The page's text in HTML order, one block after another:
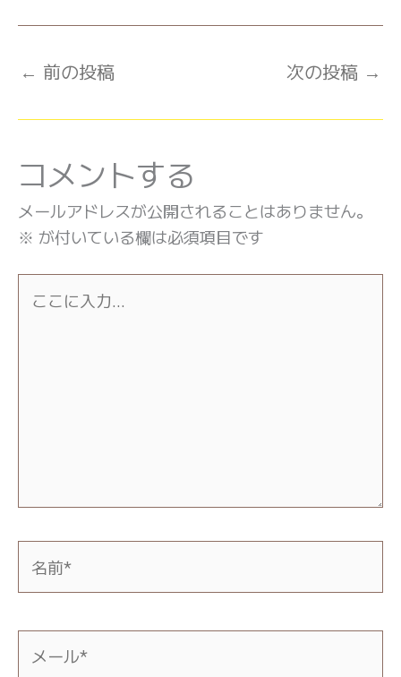
← 前の投稿 次の投稿 →
コメントする
メールアドレスが公開されることはありません。
※ が付いている欄は必須項目です
前
ー